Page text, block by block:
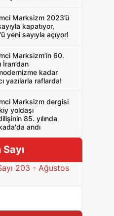
Marksizm 2023’ü
kapatıyor,
yeni sayıyla açıyor!
Marksizm’in 60.
İran’dan
kadar
yazılarla raflarda!
Marksizm dergisi
yoldaşı
85. yılında
andı
Sayı